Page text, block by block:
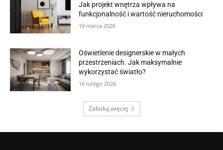
Jak projekt wnętrza wpływa na
funkcjonalność i wartość nieruchomości
19 marca 2026
Oświetlenie designerskie w małych
przestrzeniach. Jak maksymalnie
wykorzystać światło?
16 lutego 2026
Załaduj więcej